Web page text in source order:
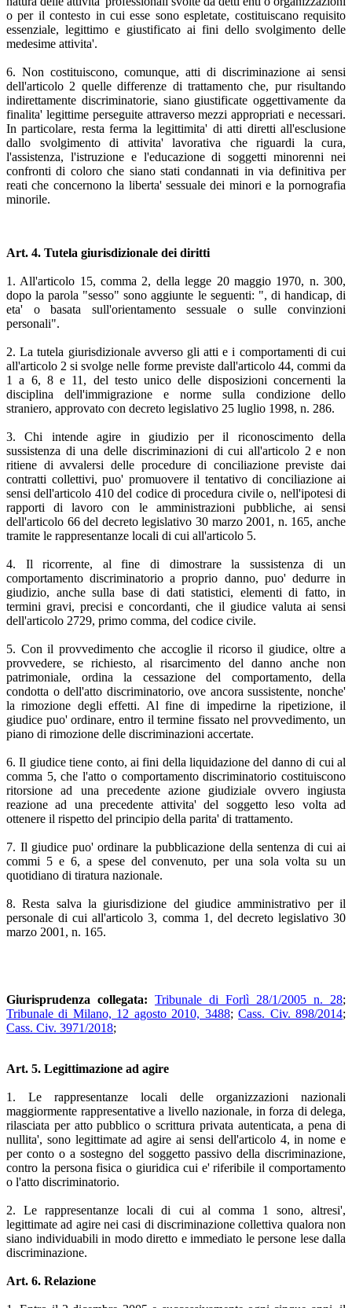
o per il contesto in cui esse sono espletate, costituiscano requisito
essenziale, legittimo e giustificato ai fini dello svolgimento delle
medesime attivita'.
6. Non costituiscono, comunque, atti di discriminazione ai sensi
dell'articolo 2 quelle differenze di trattamento che, pur risultando
indirettamente discriminatorie, siano giustificate oggettivamente da
finalita' legittime perseguite attraverso mezzi appropriati e necessari.
In particolare, resta ferma la legittimita' di atti diretti all'esclusione
dallo svolgimento di attivita' lavorativa che riguardi la cura,
l'assistenza, l'istruzione e l'educazione di soggetti minorenni nei
confronti di coloro che siano stati condannati in via definitiva per
reati che concernono la liberta' sessuale dei minori e la pornografia
minorile.
Art. 4. Tutela giurisdizionale dei diritti
1. All'articolo 15, comma 2, della legge 20 maggio 1970, n. 300,
dopo la parola "sesso" sono aggiunte le seguenti: ", di handicap, di
eta' o basata sull'orientamento sessuale o sulle convinzioni
personali".
2. La tutela giurisdizionale avverso gli atti e i comportamenti di cui
all'articolo 2 si svolge nelle forme previste dall'articolo 44, commi da
1 a 6, 8 e 11, del testo unico delle disposizioni concernenti la
disciplina dell'immigrazione e norme sulla condizione dello
straniero, approvato con decreto legislativo 25 luglio 1998, n. 286.
3. Chi intende agire in giudizio per il riconoscimento della
sussistenza di una delle discriminazioni di cui all'articolo 2 e non
ritiene di avvalersi delle procedure di conciliazione previste dai
contratti collettivi, puo' promuovere il tentativo di conciliazione ai
sensi dell'articolo 410 del codice di procedura civile o, nell'ipotesi di
rapporti di lavoro con le amministrazioni pubbliche, ai sensi
dell'articolo 66 del decreto legislativo 30 marzo 2001, n. 165, anche
tramite le rappresentanze locali di cui all'articolo 5.
4. Il ricorrente, al fine di dimostrare la sussistenza di un
comportamento discriminatorio a proprio danno, puo' dedurre in
giudizio, anche sulla base di dati statistici, elementi di fatto, in
termini gravi, precisi e concordanti, che il giudice valuta ai sensi
dell'articolo 2729, primo comma, del codice civile.
5. Con il provvedimento che accoglie il ricorso il giudice, oltre a
provvedere, se richiesto, al risarcimento del danno anche non
patrimoniale, ordina la cessazione del comportamento, della
condotta o dell'atto discriminatorio, ove ancora sussistente, nonche'
la rimozione degli effetti. Al fine di impedirne la ripetizione, il
giudice puo' ordinare, entro il termine fissato nel provvedimento, un
piano di rimozione delle discriminazioni accertate.
6. Il giudice tiene conto, ai fini della liquidazione del danno di cui al
comma 5, che l'atto o comportamento discriminatorio costituiscono
ritorsione ad una precedente azione giudiziale ovvero ingiusta
reazione ad una precedente attivita' del soggetto leso volta ad
ottenere il rispetto del principio della parita' di trattamento.
7. Il giudice puo' ordinare la pubblicazione della sentenza di cui ai
commi 5 e 6, a spese del convenuto, per una sola volta su un
quotidiano di tiratura nazionale.
8. Resta salva la giurisdizione del giudice amministrativo per il
personale di cui all'articolo 3, comma 1, del decreto legislativo 30
marzo 2001, n. 165.
Giurisprudenza collegata: Tribunale di Forlì 28/1/2005 n. 28;
Tribunale di Milano, 12 agosto 2010, 3488;Cass. Civ. 898/2014;
Cass. Civ. 3971/2018;
Art. 5. Legittimazione ad agire
1. Le rappresentanze locali delle organizzazioni nazionali
maggiormente rappresentative a livello nazionale, in forza di delega,
rilasciata per atto pubblico o scrittura privata autenticata, a pena di
nullita', sono legittimate ad agire ai sensi dell'articolo 4, in nome e
per conto o a sostegno del soggetto passivo della discriminazione,
contro la persona fisica o giuridica cui e' riferibile il comportamento
o l'atto discriminatorio.
2. Le rappresentanze locali di cui al comma 1 sono, altresi',
legittimate ad agire nei casi di discriminazione collettiva qualora non
siano individuabili in modo diretto e immediato le persone lese dalla
discriminazione.
Art. 6. Relazione